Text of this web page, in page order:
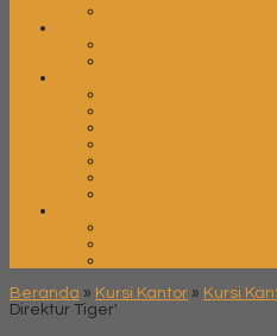
Beranda » Kursi Kantor » Kursi
Direktur Tiger'